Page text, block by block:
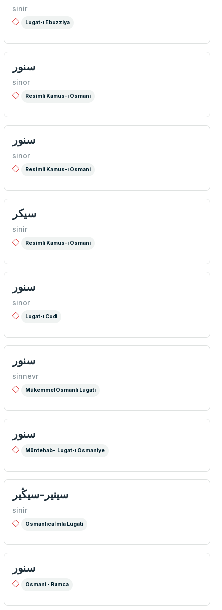
sinir
Lugat-ı Ebuzziya
سنور
sinor
Resimli Kamus-ı Osmani
سنور
sinor
Resimli Kamus-ı Osmani
سیكر
sinir
Resimli Kamus-ı Osmani
سنور
sinor
Lugat-ı Cudi
سنور
sinnevr
Mükemmel Osmanlı Lugatı
سنور
Müntehab-ı Lugat-ı Osmaniye
سینیر-سیڭیر
sinir
Osmanlıca İmla Lügati
سنور
Osmani - Rumca